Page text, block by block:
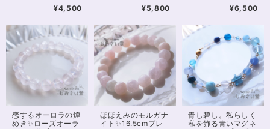
スチェーン40cm・
使用
¥4,500 ¥5,800 ¥6,500
恋するオーロラの煌
めき✨ローズオーラ
ほほえみのモルガナ
イト✨16.5cmブレ
青し碧し。私らしく
私を飾る青いマグネ